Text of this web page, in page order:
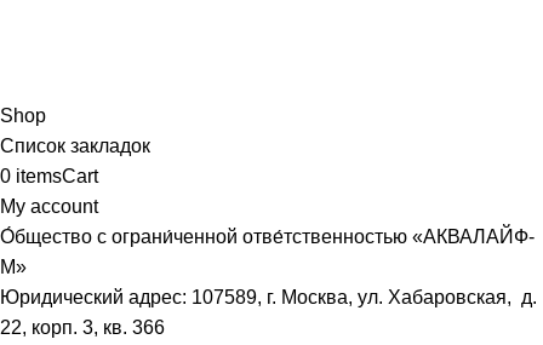
Shop
Список закладок
0 itemsCart
My account
О́бщество с ограни́ченной отве́тственностью «АКВАЛАЙФ-
М»
Юридический адрес: 107589, г. Москва, ул. Хабаровская, д.
22, корп. 3, кв. 366